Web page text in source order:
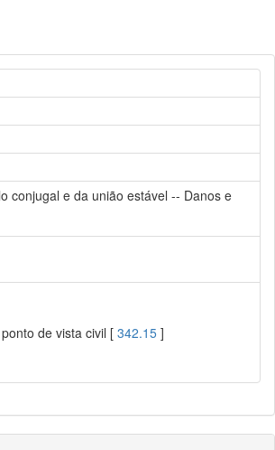
conjugal e da união estável -- Danos e
de vista civil [342.15 ]